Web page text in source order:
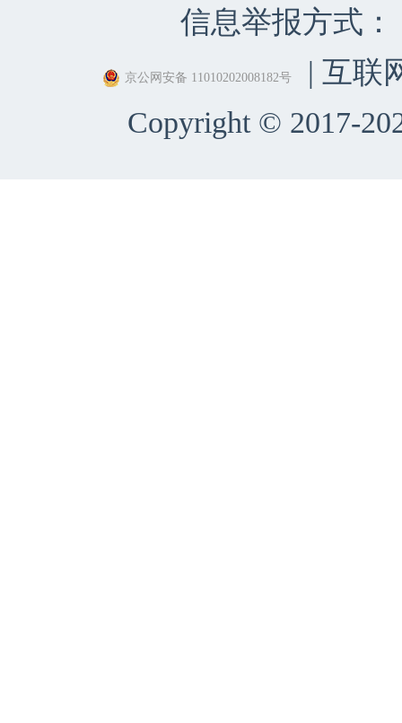
信息举报方式：
京公网安备 11010202008182号
| 互联
Copyright © 2017-